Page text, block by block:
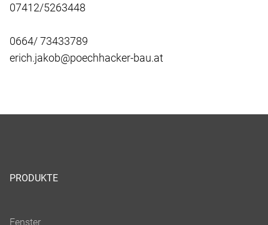
07412/5263448
0664/ 73433789
erich.jakob@poechhacker-bau.at
PRODUKTE